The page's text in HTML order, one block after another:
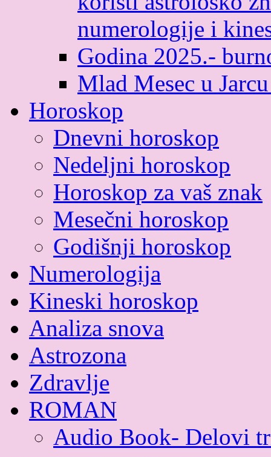
numerologije i
Godina 2025.-
Mlad Mesec u
Horoskop
Dnevni horoskop
Nedeljni horoskop
Horoskop za vaš znak
Mesečni horoskop
Godišnji horoskop
Numerologija
Kineski horoskop
Analiza snova
Astrozona
Zdravlje
ROMAN
Audio Book- Delovi